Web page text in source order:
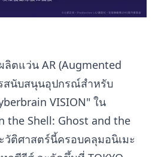
ลิตแว่น AR (Augmented
สนับสนุนอุปกรณ์สำหรับ
VISION" ใน
the Shell: Ghost and the
วัติศาสตร์นี้ครอบคลุมอนิเมะ